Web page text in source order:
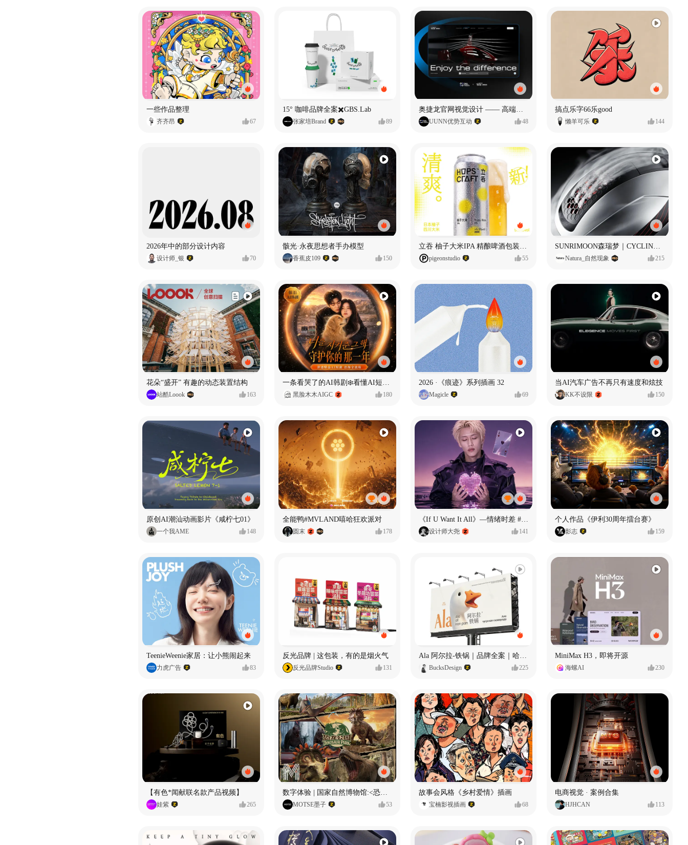
一些作品整理
齐齐昂 67
15° 咖啡品牌全案✖️GBS.Lab
张家培Brand 89
奥捷龙官网视觉设计 —— 高端网站建设
UUNN优势互动 48
搞点乐字66乐good
懒羊可乐 144
2026年中的部分设计内容
设计师_银 70
骸光·永夜思想者手办模型
香蕉皮109 150 pigeonstudio 55 Natura_自然现象 215
花朵“盛开” 有趣的动态装置结构
站酷Loook 163
一条看哭了的AI韩剧❄️看懂AI短剧出海全流程
黑脸木木AIGC 180
2026 ·《痕迹》系列插画 32
Magicle 69
当AI汽车广告不再只有速度和炫技
KK不设限 150
原创AI潮汕动画影片《咸柠七01》
一个我AME 148
全能鸭#MVLAND嘻哈狂欢派对
圆末 178 设计师大尧 141
个人作品《伊利30周年擂台赛》
影志 159
TeenieWeenie家居：让小熊闹起来
力虎广告 83
反光品牌 | 这包装，有的是烟火气
反光品牌Studio 131
Ala 阿尔拉-铁锅｜品牌全案｜哈尔滨
BucksDesign 225
MiniMax H3，即将开源
海螺AI 230
【有色*闻献联名款产品视频】
娃紫 265 MOTSE墨子 53
故事会风格《乡村爱情》插画
宝楠影视插画 68
电商视觉 · 案例合集
HJHCAN 113